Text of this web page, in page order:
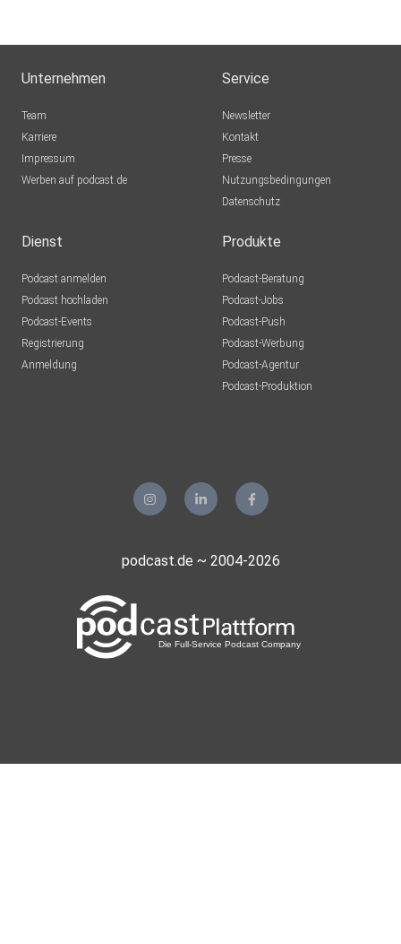
Unternehmen
Team
Karriere
Impressum
Werben auf podcast.de
Service
Newsletter
Kontakt
Presse
Nutzungsbedingungen
Datenschutz
Dienst
Podcast anmelden
Podcast hochladen
Podcast-Events
Registrierung
Anmeldung
Produkte
Podcast-Beratung
Podcast-Jobs
Podcast-Push
Podcast-Werbung
Podcast-Agentur
Podcast-Produktion
podcast.de ~ 2004-2026